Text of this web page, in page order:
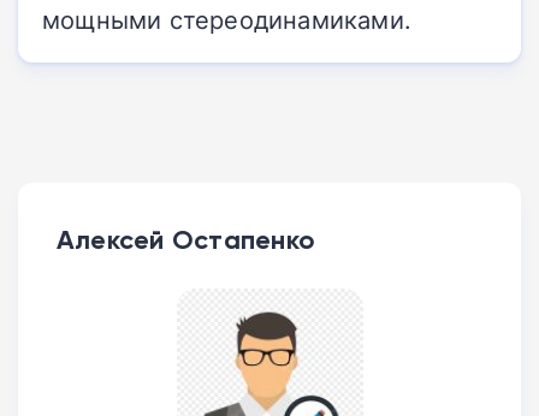
мощными стереодинамиками.
Алексей Остапенко